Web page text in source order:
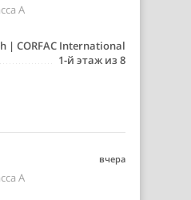
A
| CORFAC International
1-й этаж из 8
вчера
A